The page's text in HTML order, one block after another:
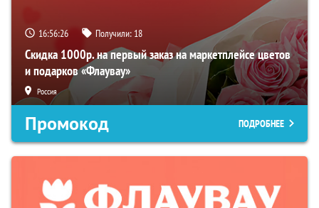
16:56:25 Получили: 18
Скидка 1000р. на первый заказ на маркетплейсе цветов
и подарков «Флаувау»
Россия
Промокод ПОДРОБНЕЕ